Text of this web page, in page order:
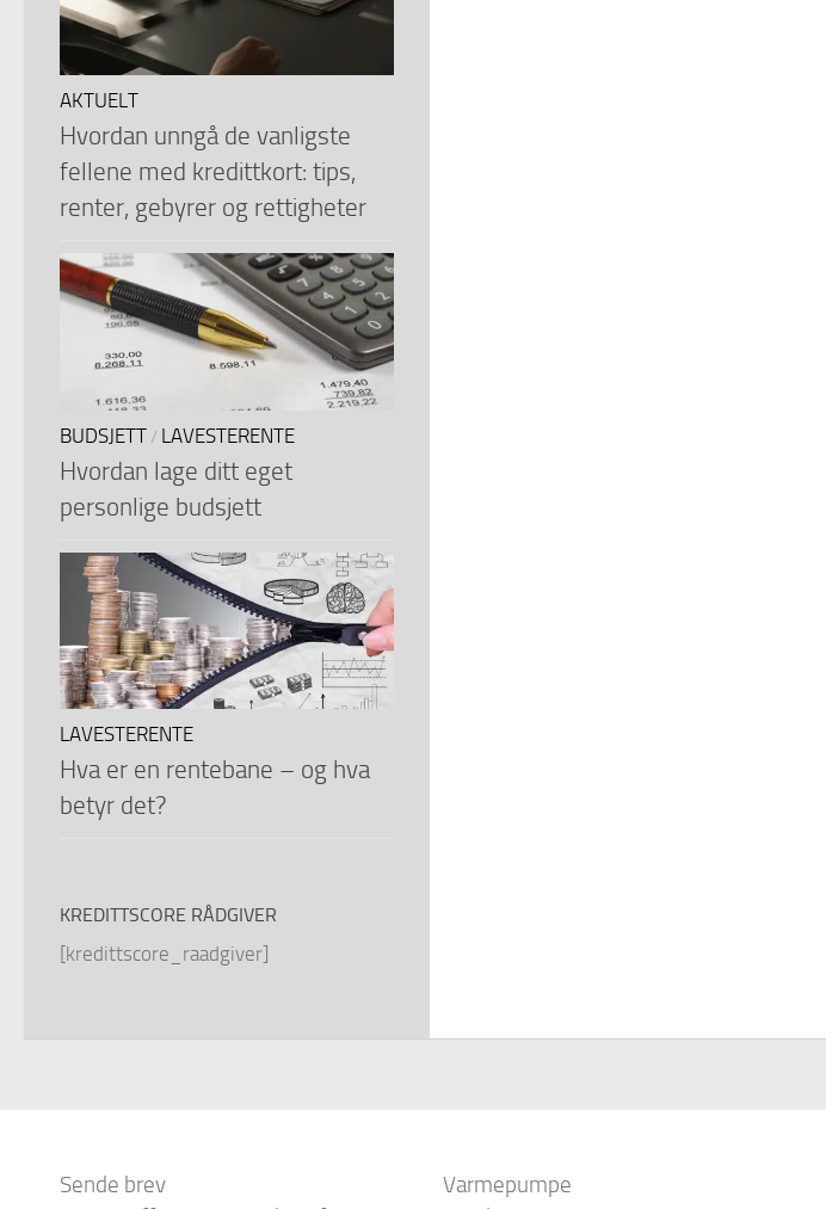
AKTUELT
Hvordan unngå de vanligste
fellene med kredittkort: tips,
renter, gebyrer og rettigheter
BUDSJETT / LAVESTERENTE
Hvordan lage ditt eget
personlige budsjett
LAVESTERENTE
Hva er en rentebane – og hva
betyr det?
KREDITTSCORE RÅDGIVER
[kredittscore_raadgiver]
Sende brev
Varmepumpe